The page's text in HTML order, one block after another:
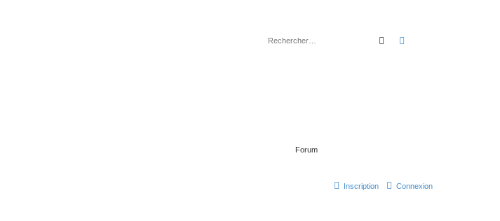
Forum
rechercher
Connexion
Inscription